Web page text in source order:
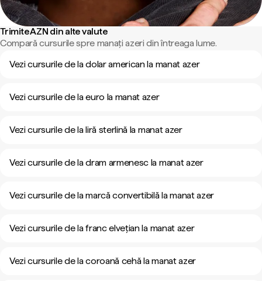
Trimite AZN din alte valute
Compară cursurile spre manați azeri din întreaga lume.
Vezi cursurile de la dolar american la manat azer
Vezi cursurile de la euro la manat azer
Vezi cursurile de la liră sterlină la manat azer
Vezi cursurile de la dram armenesc la manat azer
Vezi cursurile de la marcă convertibilă la manat azer
Vezi cursurile de la franc elvețian la manat azer
Vezi cursurile de la coroană cehă la manat azer